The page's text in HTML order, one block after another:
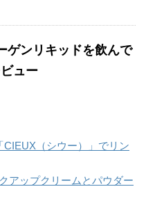
ゲンリキッドを飲んで
ュー
（シウー）」でリン
アップクリームとパウダー